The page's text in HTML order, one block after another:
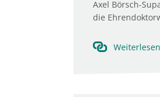
Axel Börsch-
die
Weiterlesen